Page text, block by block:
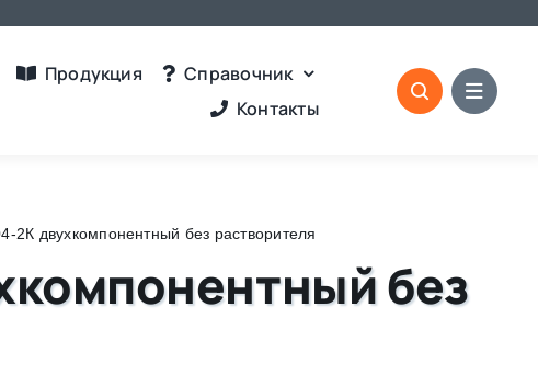
Продукция
Справочник
Контакты
2К двухкомпонентный без растворителя
без